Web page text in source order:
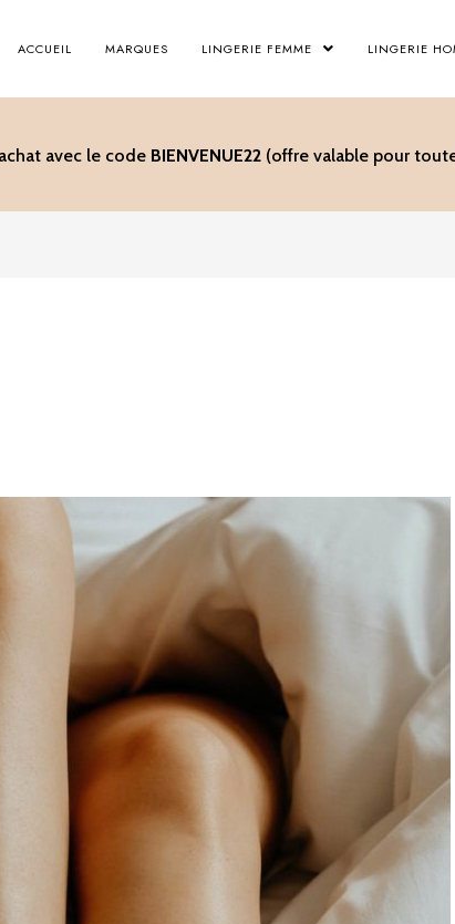
ACCUEIL MARQUES LINGERIE FEMME LINGERIE
avec le code BIENVENUE22(offre valable pour